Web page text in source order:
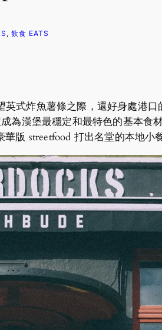
, 飲食 EATS
式炸魚薯條之際，還好身處港
為漢堡最穩定和最特色的基本食
華版 streetfood 打出名堂的本地小